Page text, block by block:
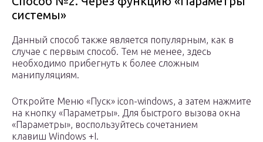
системы»
Данный способ также является популярным, как в
случае с первым способ. Тем не менее, здесь
необходимо прибегнуть к более сложным
манипуляциям.
Откройте Меню «Пуск» icon-windows, а затем нажмите
на кнопку «Параметры». Для быстрого вызова окна
«Параметры», воспользуйтесь сочетанием
клавиш Windows +I.